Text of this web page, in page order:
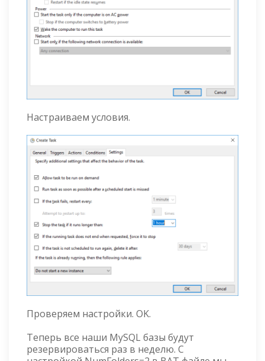
Настраиваем условия.
Проверяем настройки. OK.
Теперь все наши MySQL базы будут
резервироваться раз в неделю. С